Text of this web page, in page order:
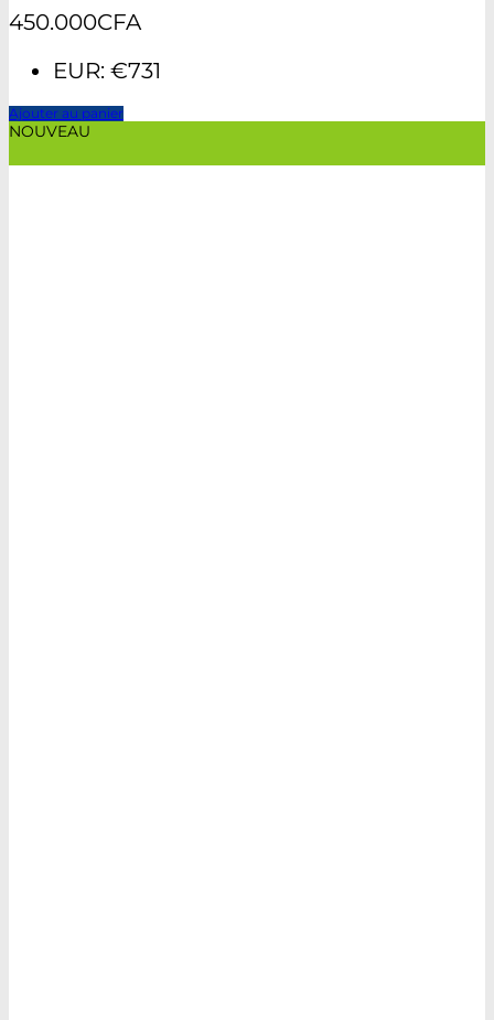
450.000CFA
EUR: €731
Ajouter au panier
NOUVEAU